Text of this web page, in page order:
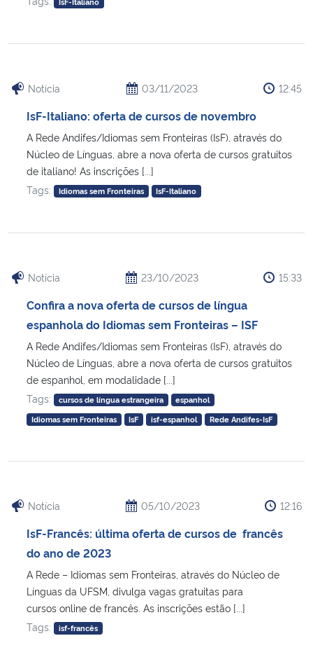
Notícia 03/11/2023 12:45
IsF-Italiano: oferta de cursos de novembro
A Rede Andifes/Idiomas sem Fronteiras (IsF), através do
Núcleo de Línguas, abre a nova oferta de cursos gratuitos
de italiano! As inscrições [...]
Tags:
Idiomas sem Fronteiras IsF-Italiano
Notícia 23/10/2023 15:33
Confira a nova oferta de cursos de língua
espanhola do Idiomas sem Fronteiras – ISF
A Rede Andifes/Idiomas sem Fronteiras (IsF), através do
Núcleo de Línguas, abre a nova oferta de cursos gratuitos
de espanhol, em modalidade [...]
Tags:
cursos de língua estrangeira
espanhol
Idiomas sem Fronteiras
IsF isf-espanhol Rede Andifes-IsF
Notícia 05/10/2023 12:16
IsF-Francês: última oferta de cursos de francês
do ano de 2023
A Rede – Idiomas sem Fronteiras, através do Núcleo de
Línguas da UFSM, divulga vagas gratuitas para
cursos online de francês. As inscrições estão [...]
Tags:
isf-francês